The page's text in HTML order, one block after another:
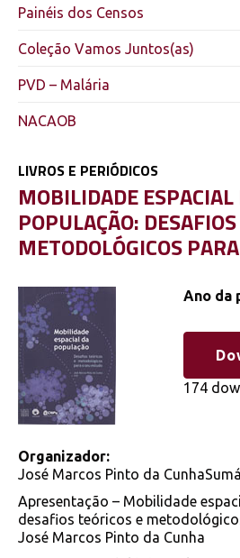
Painéis dos Censos
Coleção Vamos Juntos(as)
PVD – Malária
NACAOB
LIVROS E PERIÓDICOS
MOBILIDADE ESPACIAL
POPULAÇÃO:
METODOLÓGICOS
Organizador:
José Marcos Pinto da
Apresentação – Mobilidade
desafios teóricos e
José Marcos Pinto da Cunha
Ano da
174